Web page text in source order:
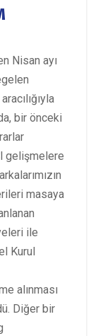
Nisan ayı
bir önceki
gelişmelere
masaya
ile
Kurul
alınması
Diğer bir